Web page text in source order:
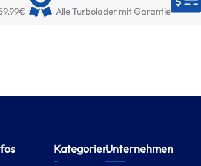
Alle Turbolader mit Garantie
KategorienUnternehmen